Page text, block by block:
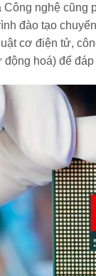
Công nghệ
đào tạo
cơ điện tử,
động hoá) để